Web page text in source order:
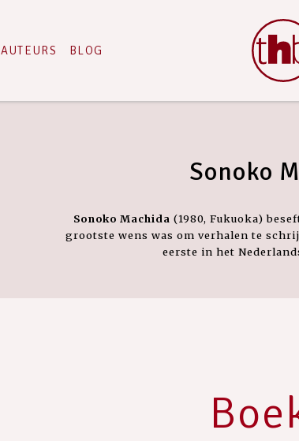
AUTEURS BLOG
Sonoko
Sonoko Machida (1980, Fukuoka)
grootste wens was om verhalen te
eerste in het